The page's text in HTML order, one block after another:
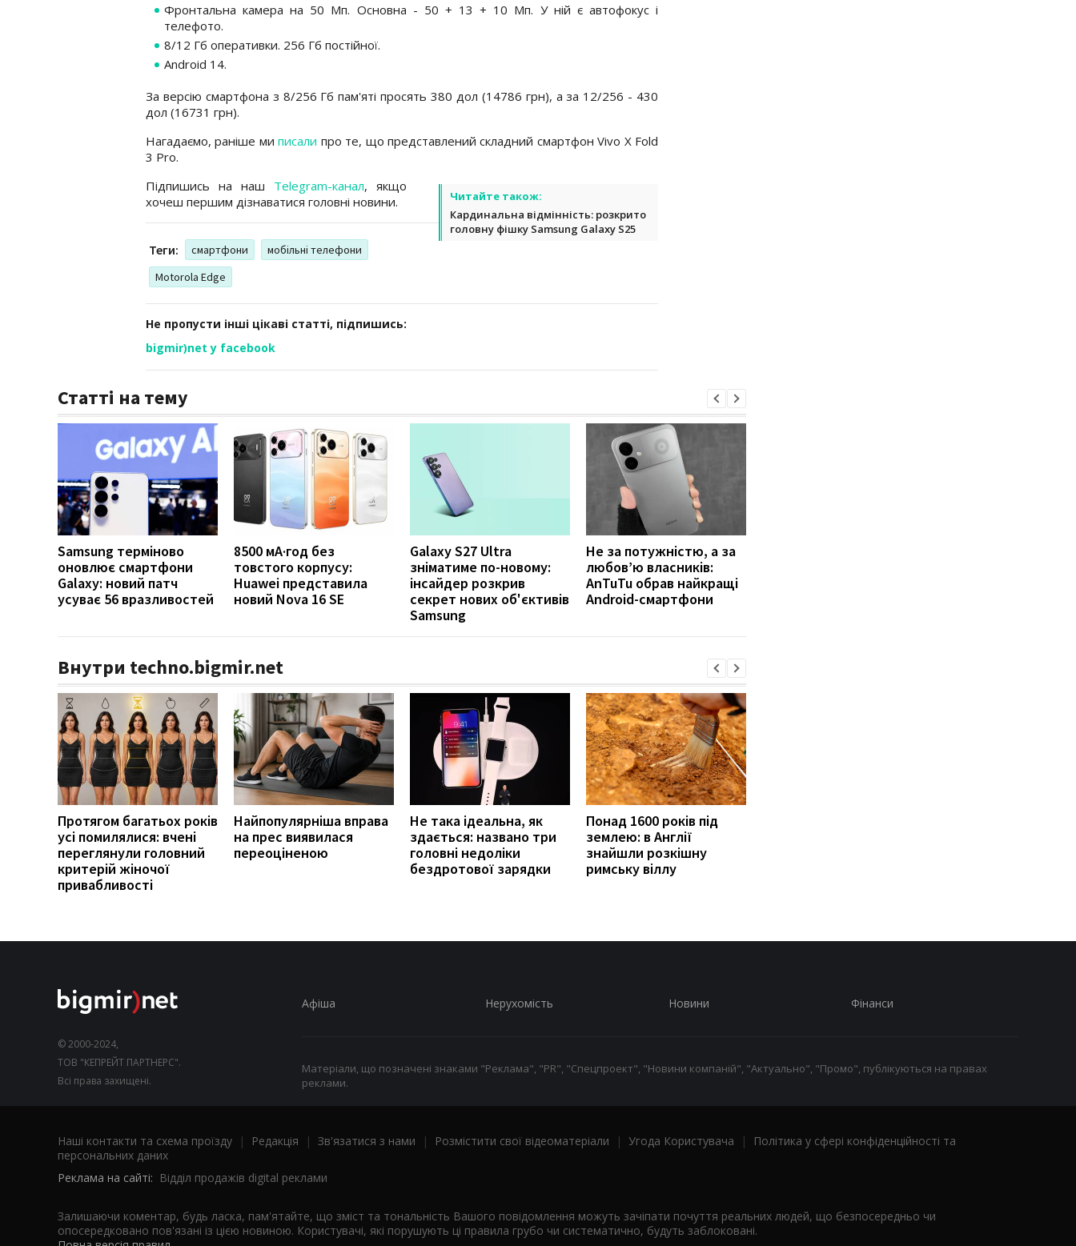
Фронтальна камера на 50 Мп. Основна - 50 + 13 + 10 Мп. У ній є автофокус і
телефото.
8/12 Гб оперативки. 256 Гб постійної.
Android 14.
За версію смартфона з 8/256 Гб пам'яті просять 380 дол (14786 грн), а за 12/256 - 430
дол (16731 грн).
Нагадаємо, раніше миписали про те, що представлений складний смартфон Vivo X Fold
3 Pro.
Читайте також:
Кардинальна відмінність: розкрито
головну фішку Samsung Galaxy S25
Підпишись на наш Telegram-канал, якщо
хочеш першим дізнаватися головні новини.
Теги: смартфони
мобільні телефони
Motorola Edge
Не пропусти інші цікаві статті, підпишись:
bigmir)net у facebook
Статті на тему
Samsung терміново
оновлює смартфони
Galaxy: новий патч
усуває 56 вразливостей
8500 мА·год без
товстого корпусу:
Huawei представила
новий Nova 16 SE
Galaxy S27 Ultra
зніматиме по-новому:
інсайдер розкрив
секрет нових об'єктивів
Samsung
Не за потужністю, а за
любов’ю власників:
AnTuTu обрав найкращі
Android-смартфони
Внутри techno.bigmir.net
Протягом багатьох років
усі помилялися: вчені
переглянули головний
критерій жіночої
привабливості
Найпопулярніша вправа
на прес виявилася
переоціненою
Не така ідеальна, як
здається: названо три
головні недоліки
бездротової зарядки
Понад 1600 років під
землею: в Англії
знайшли розкішну
римську віллу
© 2000-2024,
ТОВ "КЕПРЕЙТ ПАРТНЕРС".
Всі права захищені.
Афіша Нерухомість Новини Фінанси
Матеріали, що позначені знаками "Реклама", "PR", "Спецпроект", "Новини компаній", "Актуально", "Промо", публікуються на правах
реклами.
Наші контакти та схема проїзду | Редакція | Зв'язатися з нами | Розмістити свої відеоматеріали | Угода Користувача |
Політика у сфері конфіденційності та
персональних даних
Реклама на сайті: Відділ продажів digital реклами
Залишаючи коментар, будь ласка, пам'ятайте, що зміст та тональність Вашого повідомлення можуть зачіпати почуття реальних людей, що безпосередньо чи
опосередковано пов'язані із цією новиною. Користувачі, які порушують ці правила грубо чи систематично, будуть заблоковані.